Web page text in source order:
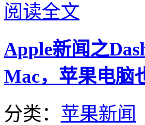
阅读全文
Apple新闻之
Mac，苹果电脑
分类： 苹果新闻